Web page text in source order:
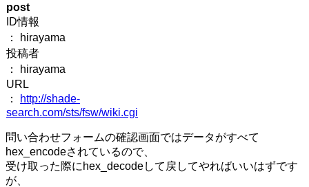
post
ID情報
： hirayama
投稿者
： hirayama
URL
：
http://shade-
search.com/sts/fsw/wiki.cgi
問い合わせフォームの確認画面ではデータがすべて
hex_encodeされているので、
受け取った際にhex_decodeして戻してやればいいはずです
が、